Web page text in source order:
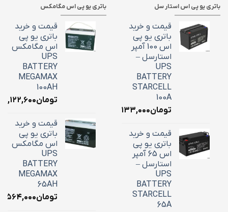
باتری یو پی اس استار سل
قیمت و خرید
باتری یو پی
اس 100 آمپر
استارسل –
UPS
BATTERY
STARCELL
100A
تومان۳۴,۱۳۳,۰۰۰
قیمت و خرید
باتری یو پی
اس 65 آمپر
استارسل –
UPS
BATTERY
STARCELL
65A
باتری یو پی اس مگامکس
قیمت و خرید
باتری یو پی
اس مگامکس
UPS
BATTERY
MEGAMAX
100AH
تومان
قیمت و خرید
باتری یو پی
اس مگامکس
UPS
BATTERY
MEGAMAX
65AH
تومان